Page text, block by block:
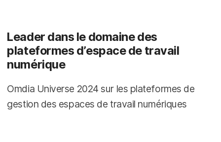
Leader dans le domaine des
plateformes d’espace de travail
numérique
Omdia Universe 2024 sur les plateformes de
gestion des espaces de travail numériques